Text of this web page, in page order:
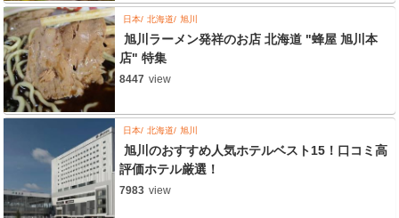
日本 北海道 旭川
旭川ラーメン発祥のお店 北海道 "蜂屋 旭川本
店" 特集
8447 view
日本 北海道 旭川
旭川のおすすめ人気ホテルベスト15！口コミ高
評価ホテル厳選！
7983 view